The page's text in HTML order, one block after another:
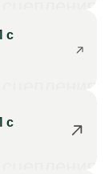
с
с